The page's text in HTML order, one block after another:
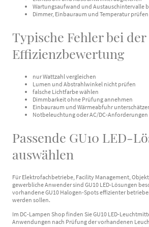
Wartungsaufwand und Austauschintervalle
Dimmer, Einbauraum und Temperatur prüfen
Typische Fehler bei der
Effizienzbewertung
nur Wattzahl vergleichen
Lumen und Abstrahlwinkel nicht prüfen
falsche Lichtfarbe wählen
Dimmbarkeit ohne Prüfung annehmen
Einbauraum und Wärmeabfuhr
Notbeleuchtung oder AC/DC-
Passende GU10 LED-
auswählen
Für Elektrofachbetriebe, Facility Management,
gewerbliche Anwender sind GU10 LED-Lösungen
vorhandene GU10 Halogen-Spots effizienter
werden sollen.
Im DC-Lampen Shop finden Sie GU10 LED-
Anwendungen nach Prüfung der vorhandenen